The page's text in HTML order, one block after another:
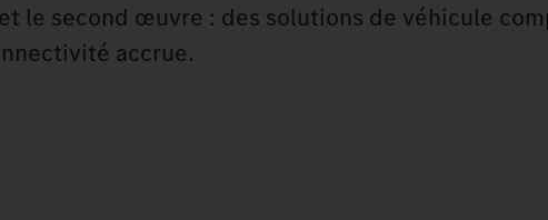
le second œuvre : des solutions de véhicule
accrue.